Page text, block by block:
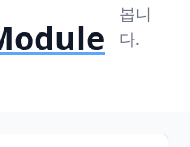
봅니
다.